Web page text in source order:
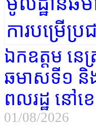
ឯកឧត្ដម​ នេ
ឆមាសទី១ និង
ពលរដ្ឋ នៅខេ
01/08/2026